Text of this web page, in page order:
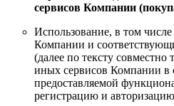
сервисов Компании
Использование, в том
Компании и
(далее по тексту
иных сервисов Компании в
предоставляемой
регистрацию и